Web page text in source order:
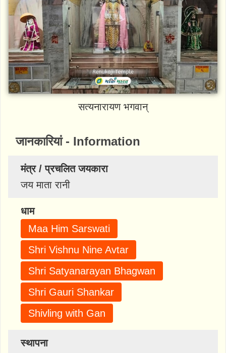
सत्यनारायण भगवान्
जानकारियां - Information
मंत्र / प्रचलित जयकारा
जय माता रानी
धाम
Maa Him Sarswati
Shri Vishnu Nine Avtar
Shri Satyanarayan Bhagwan
Shri Gauri Shankar
Shivling with Gan
स्थापना